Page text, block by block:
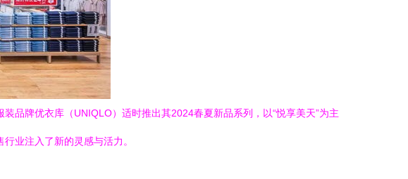
品牌优衣库（UNIQLO）适时推出其2024春夏新品系列，以“悦享美天”为主
业注入了新的灵感与活力。